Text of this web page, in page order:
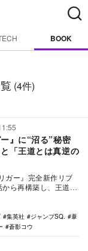
BOOK
(4件)
』に“沼る”秘密
「王道とは真逆の
ガー』完全新作リブ
ら再構築し、王道と
戦や独自の魅力を令
集英社 ジャンプSQ.
葦
蒼影コウ